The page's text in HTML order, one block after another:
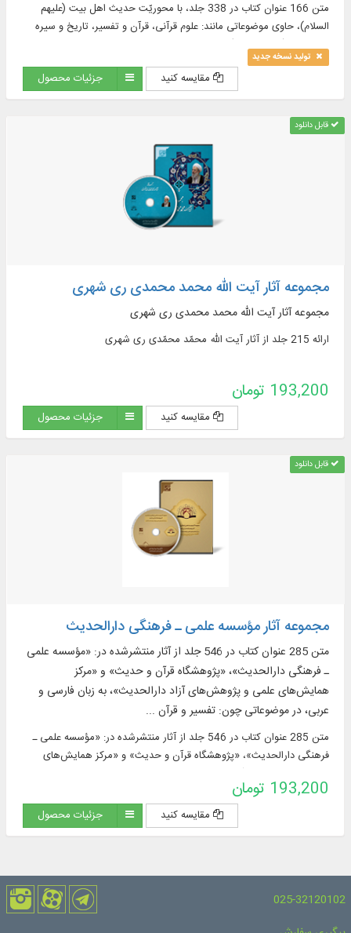
متن 166 عنوان کتاب در 338 جلد، با محوریّت حدیث اهل بیت (علیهم
السلام)، حاوی موضوعاتی مانند: علوم قرآنی، قرآن و تفسیر، تاریخ و سیره
معصومان (علیهم السلام)، کلام و ...
تولید نسخه جدید
مقایسه کنید جزئیات محصول
قابل دانلود
مجموعه آثار آیت ‌الله محمد محمدی ری‌ شهری
مجموعه آثار آیت ‌الله محمد محمدی ری‌ شهری
ارائه 215 جلد از آثار آیت ‌الله محمّد محمّدی ری‌ شهری
193,200 تومان
مقایسه کنید جزئیات محصول
قابل دانلود
مجموعه آثار مؤسسه علمی ـ فرهنگی دارالحدیث
متن 285 عنوان کتاب در 546 جلد از آثار منتشرشده در: «مؤسسه علمی
ـ فرهنگی دارالحدیث»، «پژوهشگاه قرآن و حدیث» و «مرکز
همایش‌های علمی و پژوهش‌های آزاد دارالحدیث»، به زبان فارسی و
عربی، در موضوعاتی چون: تفسیر و قرآن ...
متن 285 عنوان کتاب در 546 جلد از آثار منتشرشده در: «مؤسسه علمی ـ
فرهنگی دارالحدیث»، «پژوهشگاه قرآن و حدیث» و «مرکز همایش‌های
چون: تفسیر و قرآن ...
193,200 تومان
مقایسه کنید جزئیات محصول
025-32120102